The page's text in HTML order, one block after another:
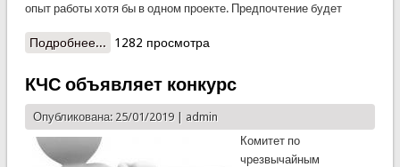
опыт работы хотя бы в одном проекте. Предпочтение будет
Подробнее... о В рамках проекта КЧС объявляет конкурс на
1282 просмотра
КЧС объявляет конкурс
Опубликована: 25/01/2019 | admin
Комитет по
чрезвычайным